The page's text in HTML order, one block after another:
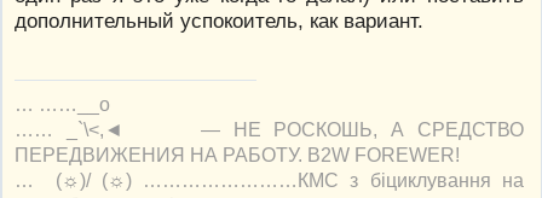
дополнительный успокоитель, как вариант.
… ……__o
…… _`\<,◄ — НЕ РОСКОШЬ, А СРЕДСТВО
ПЕРЕДВИЖЕНИЯ НА РАБОТУ. B2W FOREWER!
… (☼)/ (☼) ……………………КМС з біциклування на